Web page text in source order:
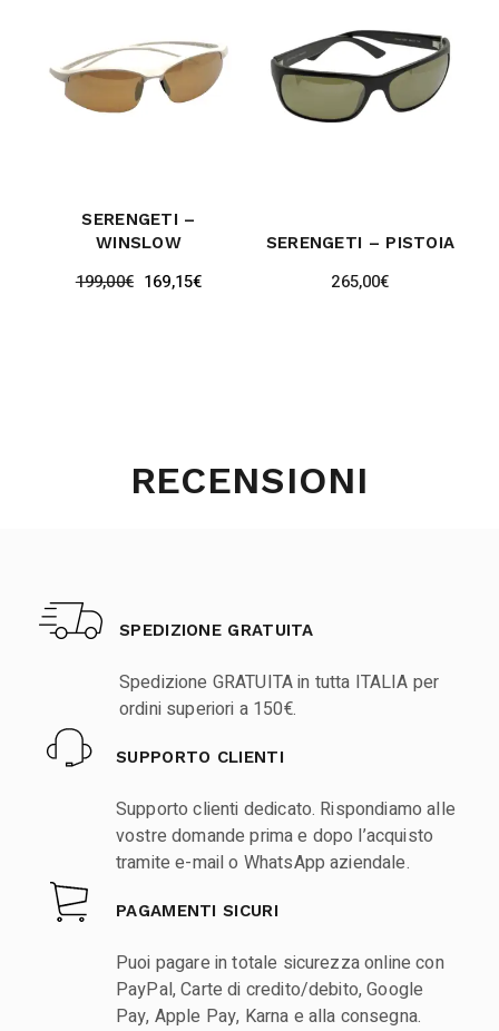
SERENGETI –
WINSLOW
199,00€ 169,15€
SERENGETI – PISTOIA
265,00€
RECENSIONI
SPEDIZIONE GRATUITA
Spedizione GRATUITA in tutta ITALIA per
ordini superiori a 150€.
SUPPORTO CLIENTI
Supporto clienti dedicato. Rispondiamo alle
vostre domande prima e dopo l’acquisto
tramite e-mail o WhatsApp aziendale.
PAGAMENTI SICURI
Puoi pagare in totale sicurezza online con
PayPal, Carte di credito/debito, Google
Pay, Apple Pay, Karna e alla consegna.